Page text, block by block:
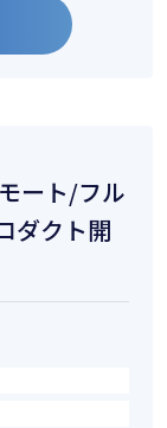
ート/フル
ダクト開